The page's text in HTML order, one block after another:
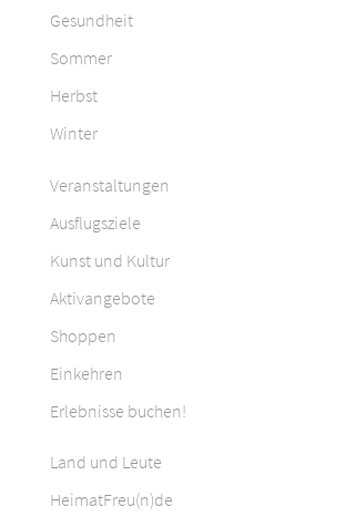
Gesundheit
Sommer
Herbst
Winter
Veranstaltungen
Ausflugsziele
Kunst und Kultur
Aktivangebote
Shoppen
Einkehren
Erlebnisse buchen!
Land und Leute
HeimatFreu(n)de